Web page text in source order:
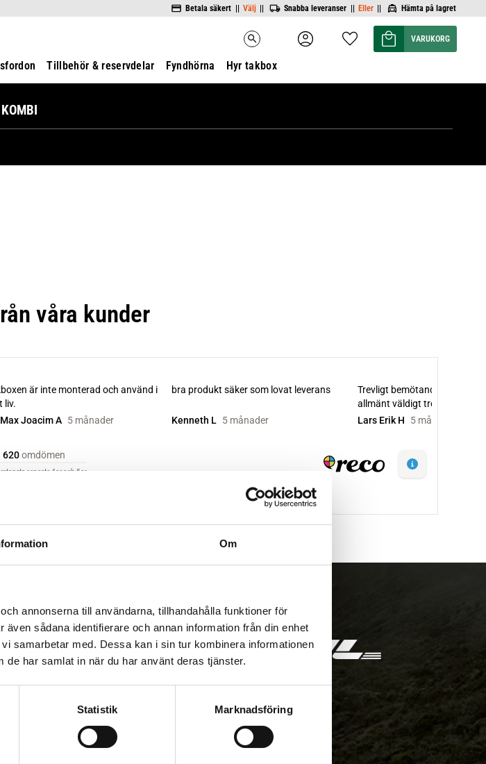
Om
annonserna till användarna, tillhandahålla funktioner för
sådana identifierare och annan information från din enhet
samarbetar med. Dessa kan i sin tur kombinera informationen
de har samlat in när du har använt deras tjänster.
Statistik Marknadsföring
Betala säkert || Välj || Snabba leveranser || Eller || Hämta på lagret
search Favoriter
Kundvagn
Tillbehör & reservdelar Fyndhörna Hyr takbox
KOMBI
|| Hämta på lagret med/utan montering